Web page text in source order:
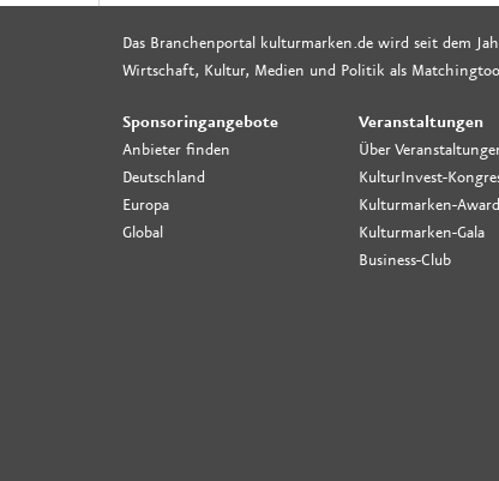
Das Branchenportal kulturmarken.de wird seit dem
Wirtschaft, Kultur, Medien und Politik als
Sponsoringangebote
Anbieter finden
Deutschland
Europa
Global
Veranstaltungen
Über
KulturInvest-
Kulturmarken-Award
Kulturmarken-Gala
Business-Club